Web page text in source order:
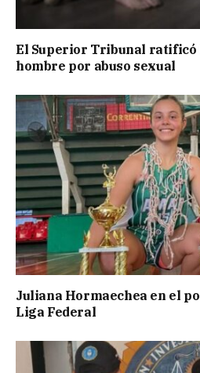
El Superior Tribunal ratificó
hombre por abuso sexual
Juliana Hormaechea en el
Liga Federal